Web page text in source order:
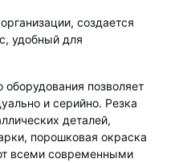
создается
удобный для
оборудования позволяет
и серийно. Резка
деталей,
порошковая окраска
всеми современными